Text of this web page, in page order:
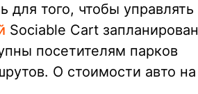
того, чтобы управлять
Sociable Cart запланирован
посетителям парков
О стоимости авто на